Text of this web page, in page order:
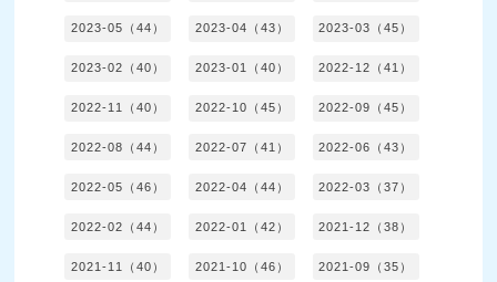
2023-05（44） 2023-04（43） 2023-03（45）
2023-02（40） 2023-01（40） 2022-12（41）
2022-11（40） 2022-10（45） 2022-09（45）
2022-08（44） 2022-07（41） 2022-06（43）
2022-05（46） 2022-04（44） 2022-03（37）
2022-02（44） 2022-01（42） 2021-12（38）
2021-11（40） 2021-10（46） 2021-09（35）